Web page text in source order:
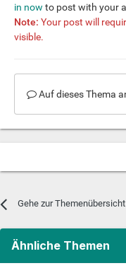
in now to post with your
Note: Your post will
visible.
Auf dieses Thema
Gehe zur Themenübersicht
Ähnliche Themen